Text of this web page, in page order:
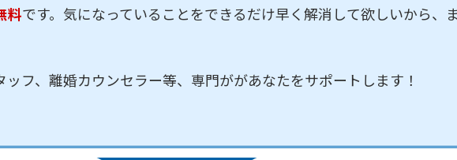
料です。気になっていることをできるだけ早く解消して欲しいから、
フ、離婚カウンセラー等、専門ががあなたをサポートします！